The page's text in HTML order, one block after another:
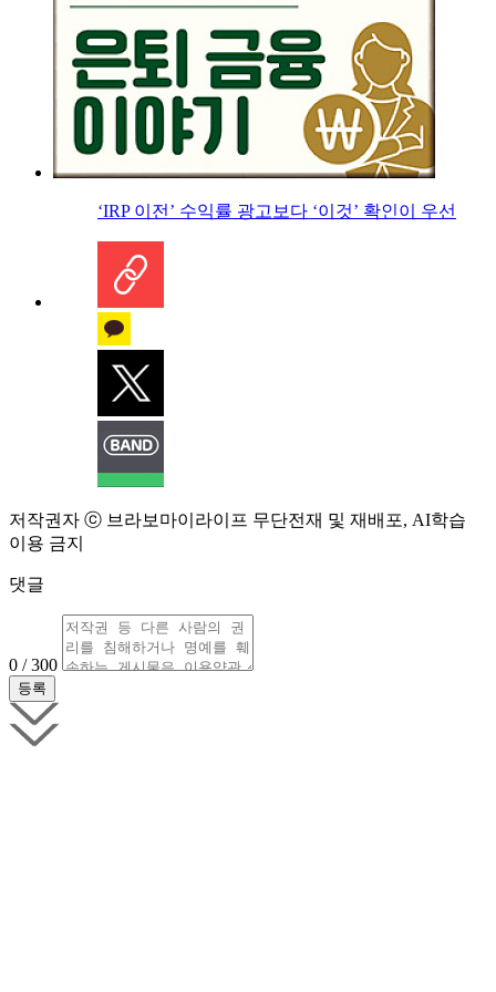
‘IRP 이전’ 수익률 광고보다 ‘이것’ 확인이 우선
저작권자 ⓒ 브라보마이라이프 무단전재 및 재배포, AI학습
이용 금지
댓글
0 / 300